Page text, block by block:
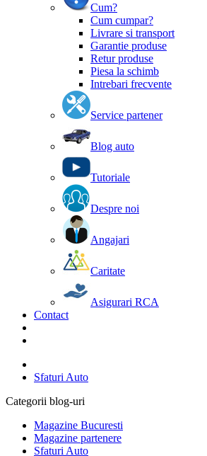
Cum?
Cum cumpar?
Livrare si transport
Garantie produse
Retur produse
Piesa la schimb
Intrebari frecvente
Service partener
Blog auto
Tutoriale
Despre noi
Angajari
Caritate
Asigurari RCA
Contact
Sfaturi Auto
Categorii blog-uri
Magazine Bucuresti
Magazine partenere
Sfaturi Auto